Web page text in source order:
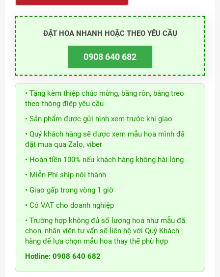
ĐẶT HOA NHANH HOẶC THEO YÊU CẦU
0908 640 682
• Tặng kèm thiệp chúc mừng, băng rôn, bảng treo
theo thông điệp yêu cầu
• Sản phẩm được gửi hình xem trước khi giao
• Quý khách hàng sẽ được xem mẫu hoa mình đã
đặt mua qua Zalo, viber
• Hoàn tiền 100% nếu khách hàng không hài lòng
• Miễn Phí ship nội thành
• Giao gấp trong vòng 1 giờ
• Có VAT cho doanh nghiệp
• Trường hợp không đủ số lượng hoa như mẫu đã
chọn, nhân viên tư vấn sẽ liên hệ với Quý Khách
hàng để lựa chọn mẫu hoa thay thế phù hợp
Hotline: 0908 640 682